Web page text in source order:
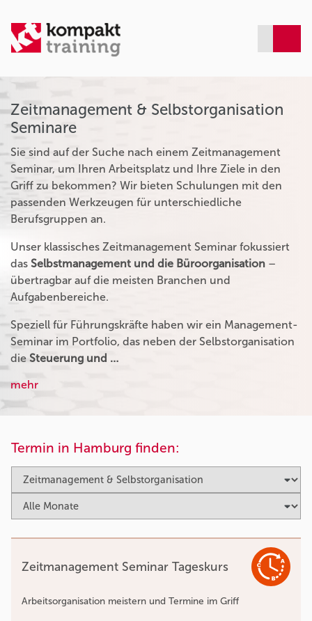
Zeitmanagement & Selbstorganisation
Seminare
Sie sind auf der Suche nach einem Zeitmanagement
Seminar, um Ihren Arbeitsplatz und Ihre Ziele in den
Griff zu bekommen? Wir bieten Schulungen mit den
passenden Werkzeugen für unterschiedliche
Berufsgruppen an.
Unser klassisches Zeitmanagement Seminar fokussiert
das Selbstmanagement und die Büroorganisation –
übertragbar auf die meisten Branchen und
Aufgabenbereiche.
Speziell für Führungskräfte haben wir ein Management-
Seminar im Portfolio, das neben der Selbstorganisation
die Steuerung und …
mehr
Termin in Hamburg finden:
Zeitmanagement Seminar Tageskurs
Arbeitsorganisation meistern und Termine im Griff